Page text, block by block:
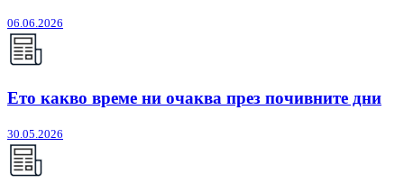
06.06.2026
Ето какво време ни очаква през почивните дни
30.05.2026